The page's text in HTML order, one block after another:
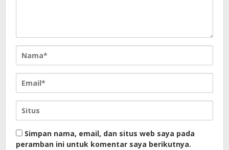
Simpan nama, email, dan situs web saya pada
peramban ini untuk komentar saya berikutnya.